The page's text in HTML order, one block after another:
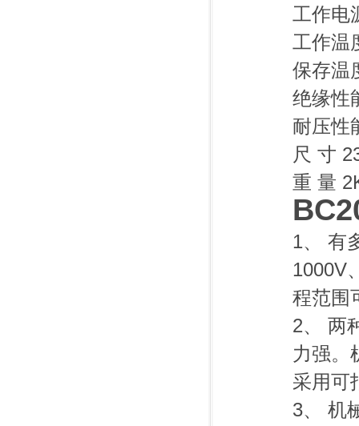
工作电
工作温
保存温
绝缘性
耐压性
尺 寸
重 量
1、 有
1000V
程范围
2、 两
力强。
采用可
3、 机